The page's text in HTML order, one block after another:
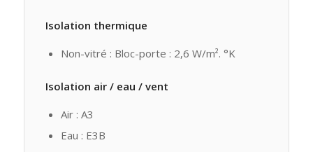
Isolation thermique
Non-vitré : Bloc-porte : 2,6 W/m². °K
Isolation air / eau / vent
Air : A3
Eau : E3B